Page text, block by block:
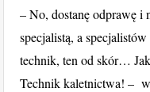
– No, dostanę odprawę i
specjalistą, a
technik, ten od skór…
Technik kaletnictwa! –